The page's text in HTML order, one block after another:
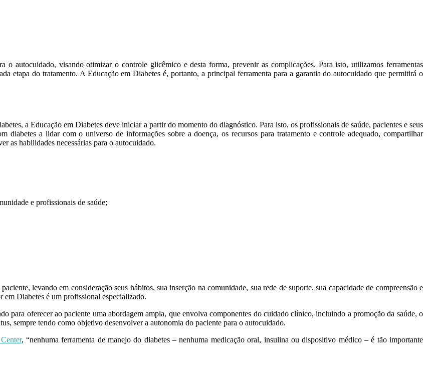
o autocuidado, visando otimizar o controle glicêmico e desta forma, prevenir as complicações. Para isto, utilizamos ferramentas
etapa do tratamento. A Educação em Diabetes é, portanto, a principal ferramenta para a garantia do autocuidado que permitirá o
a Educação em Diabetes deve iniciar a partir do momento do diagnóstico. Para isto, os profissionais de saúde, pacientes e seus
diabetes a lidar com o universo de informações sobre a doença, os recursos para tratamento e controle adequado, compartilhar
as habilidades necessárias para o autocuidado.
e profissionais de saúde;
levando em consideração seus hábitos, sua inserção na comunidade, sua rede de suporte, sua capacidade de compreensão e
em Diabetes é um profissional especializado.
para oferecer ao paciente uma abordagem ampla, que envolva componentes do cuidado clínico, incluindo a promoção da saúde, o
sempre tendo como objetivo desenvolver a autonomia do paciente para o autocuidado.
, “nenhuma ferramenta de manejo do diabetes – nenhuma medicação oral, insulina ou dispositivo médico – é tão importante